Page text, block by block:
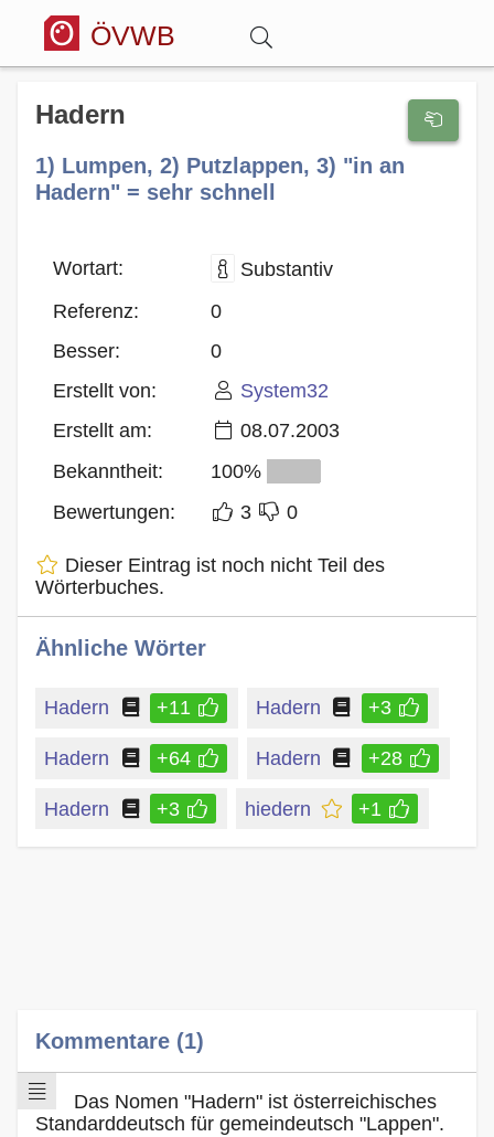
ÖVWB
Anmelden
Wörterbuch
Forum
Hadern
1) Lumpen, 2) Putzlappen, 3) "in an
Hadern" = sehr schnell
Wortart:
Substantiv
Referenz:
0
Besser:
0
Erstellt von:
System32
Erstellt am:
08.07.2003
Bekanntheit:
100%
Bewertungen:
3 0
Dieser Eintrag ist noch nicht Teil des
Wörterbuches.
Ähnliche Wörter
Hadern +11 Hadern +3
Hadern +64 Hadern +28
Hadern +3 hiedern +1
Kommentare (1)
Das Nomen "Hadern" ist österreichisches
Standarddeutsch für gemeindeutsch "Lappen".